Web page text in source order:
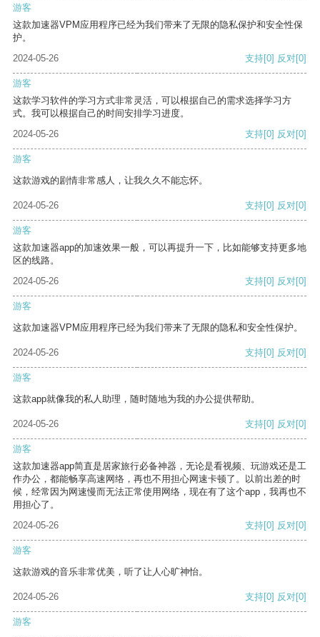
游客
这款加速器VPM应用程序已经为我们带来了无限的隐私保护和安全性保
护。
2024-05-26
支持[0] 反对[0]
游客
这款学习软件的学习方式非常灵活，可以根据自己的需求选择学习方
式。我可以根据自己的时间安排学习进度。
2024-05-26
支持[0] 反对[0]
游客
这款游戏的剧情非常感人，让我久久不能忘怀。
2024-05-26 支持[0] 反对[0]
游客
这款加速器app的加速效果一般，可以再提升一下，比如能够支持更多地
区的线路。
2024-05-26
支持[0] 反对[0]
游客
这款加速器VPM应用程序已经为我们带来了无限的隐私和安全性保护。
2024-05-26 支持[0] 反对[0]
游客
这款app就像我的私人助理，随时随地为我的办公提供帮助。
2024-05-26 支持[0] 反对[0]
游客
这款加速器app简直是居家旅行必备神器，无论是看视频、玩游戏还是工
作办公，都能畅享高速网络，再也不用担心网速卡顿了。以前出差的时
候，经常因为网速慢而无法正常使用网络，现在有了这个app，我再也不
用担心了。
2024-05-26
支持[0] 反对[0]
游客
这款游戏的音乐非常优美，听了让人心旷神怡。
2024-05-26 支持[0] 反对[0]
游客